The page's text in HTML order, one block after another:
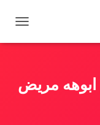
ب
ا
ابوهه مريض